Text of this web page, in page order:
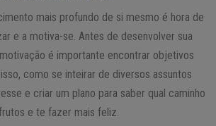
mais profundo de si mesmo é hora de
e a motiva-se. Antes de desenvolver sua
é importante encontrar objetivos
como se inteirar de diversos assuntos
e criar um plano para saber qual caminho
e te fazer mais feliz.